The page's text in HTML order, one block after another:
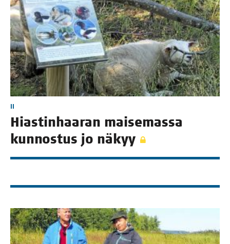
II
Hias­tin­haa­ran mai­se­mas­sa
kun­nos­tus jo näkyy